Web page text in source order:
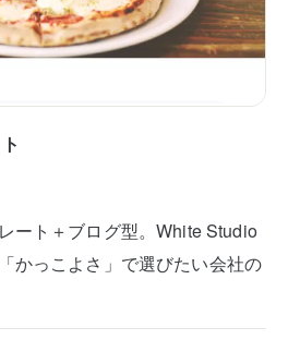
ート＋ブログ型。White Studio
かっこよさ」で選びたい会社の